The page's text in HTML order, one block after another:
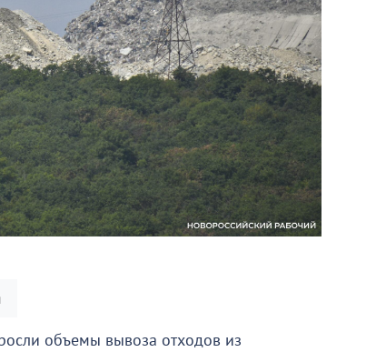
объемы вывоза отходов из